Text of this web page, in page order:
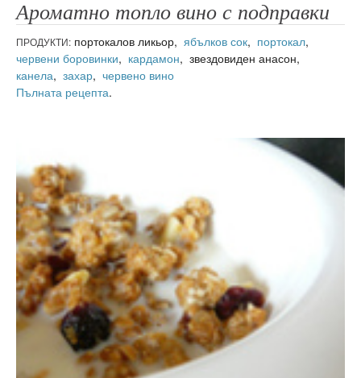
Ароматно топло вино с подправки
ПРОДУКТИ: портокалов ликьор, ябълков сок, портокал,
червени боровинки, кардамон, звездовиден анасон,
канела, захар, червено вино
Пълната рецепта.